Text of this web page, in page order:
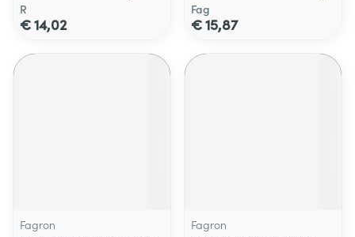
R
€ 14,02
Fag
€ 15,87
Fagron
Fagron